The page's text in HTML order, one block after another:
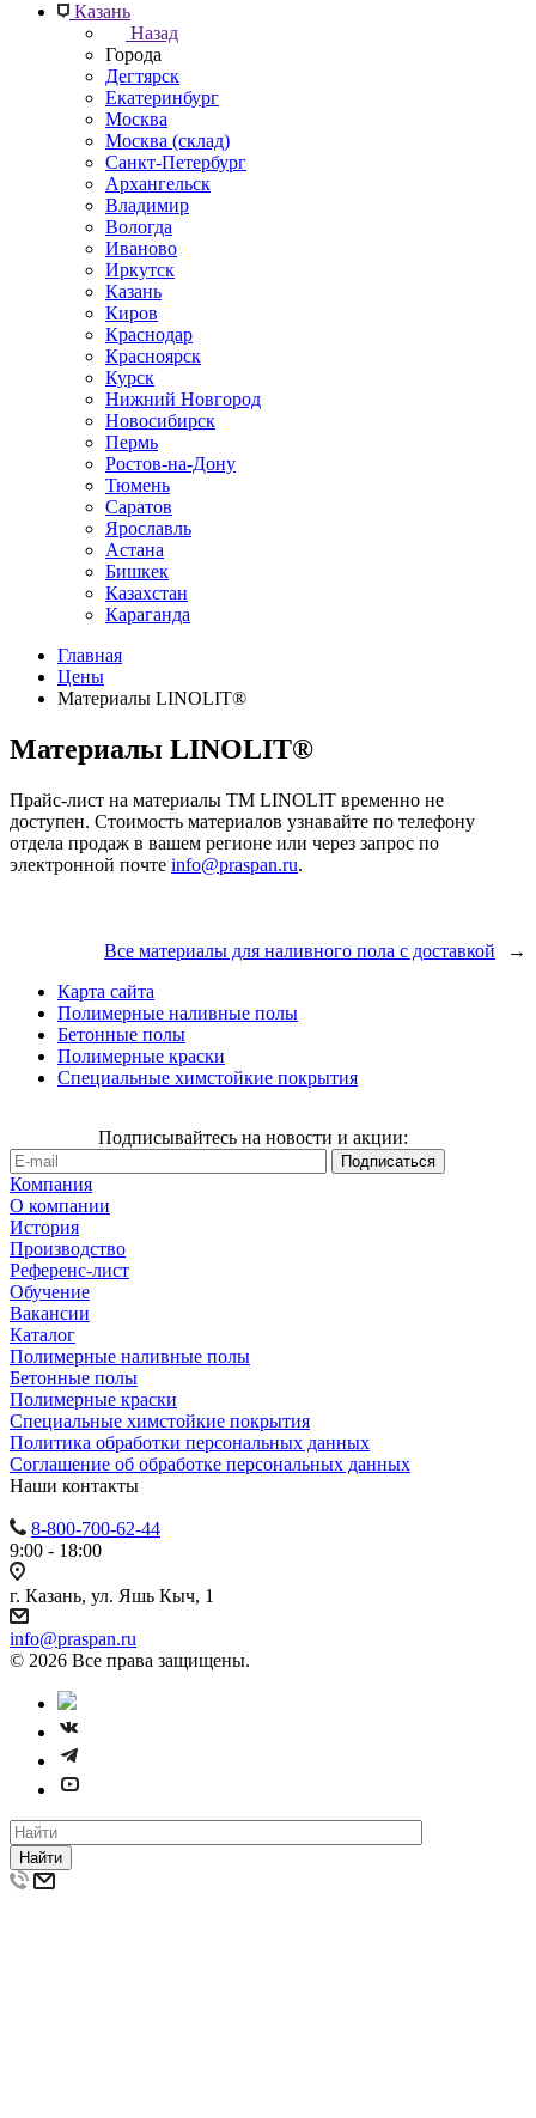
Казань
Назад
Города
Дегтярск
Екатеринбург
Москва
Москва (склад)
Санкт-Петербург
Архангельск
Владимир
Вологда
Иваново
Иркутск
Казань
Киров
Краснодар
Красноярск
Курск
Нижний Новгород
Новосибирск
Пермь
Ростов-на-Дону
Тюмень
Саратов
Ярославль
Астана
Бишкек
Казахстан
Караганда
Главная
Цены
Материалы LINOLIT®
Материалы LINOLIT®
Прайс-лист на материалы ТМ LINOLIT временно не
доступен. Стоимость материалов узнавайте по телефону
отдела продаж в вашем регионе или через запрос по
электронной почте info@praspan.ru.
Все материалы для наливного пола с доставкой
→
Карта сайта
Полимерные наливные полы
Бетонные полы
Полимерные краски
Специальные химстойкие покрытия
Подписывайтесь на новости и акции:
Компания
О компании
История
Производство
Референс-лист
Обучение
Вакансии
Каталог
Полимерные наливные полы
Бетонные полы
Полимерные краски
Специальные химстойкие покрытия
Политика обработки персональных данных
Cоглашение об обработке персональных данных
Наши контакты
8-800-700-62-44
9:00 - 18:00
г. Казань, ул. Яшь Кыч, 1
info@praspan.ru
© 2026 Все права защищены.
Найти